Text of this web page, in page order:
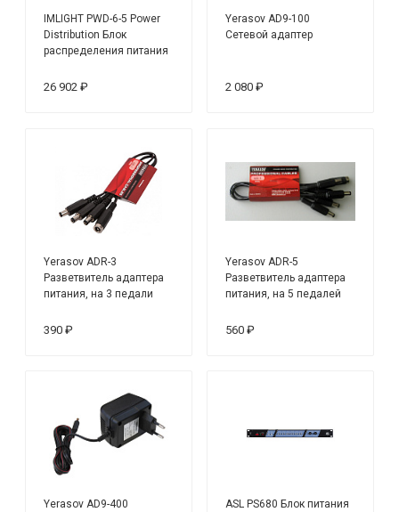
IMLIGHT PWD-6-5 Power
Distribution Блок
распределения питания
26 902 ₽
Yerasov AD9-100
Сетевой адаптер
2 080 ₽
Yerasov ADR-3
Разветвитель адаптера
питания, на 3 педали
390 ₽
Yerasov ADR-5
Разветвитель адаптера
питания, на 5 педалей
560 ₽
Yerasov AD9-400
ASL PS680 Блок питания